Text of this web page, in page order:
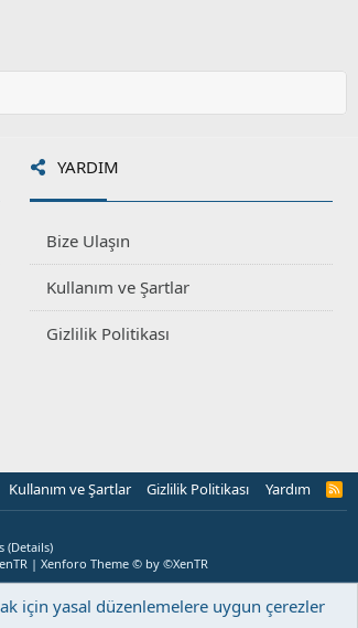
YARDIM
Bize Ulaşın
Kullanım ve Şartlar
Gizlilik Politikası
Kullanım ve Şartlar Gizlilik Politikası Yardım
R
(Details)
| Xenforo Theme © by ©XenTR
için yasal düzenlemelere uygun çerezler